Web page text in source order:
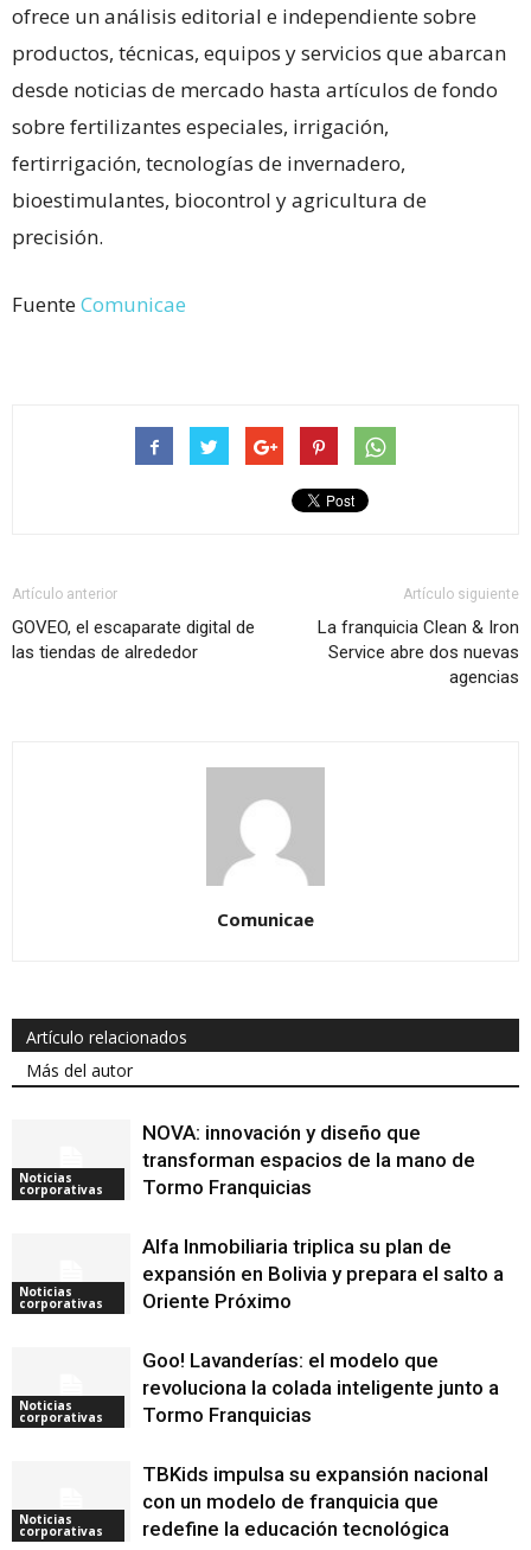
ofrece un análisis editorial e independiente sobre
productos, técnicas, equipos y servicios que abarcan
desde noticias de mercado hasta artículos de fondo
sobre fertilizantes especiales, irrigación,
fertirrigación, tecnologías de invernadero,
bioestimulantes, biocontrol y agricultura de
precisión.
FuenteComunicae
Artículo anterior
GOVEO, el escaparate digital de
las tiendas de alrededor
Artículo siguiente
La franquicia Clean & Iron
Service abre dos nuevas
agencias
Comunicae
Artículo relacionados
Más del autor
Noticias
corporativas
NOVA: innovación y diseño que
transforman espacios de la mano de
Tormo Franquicias
Noticias
corporativas
Alfa Inmobiliaria triplica su plan de
expansión en Bolivia y prepara el salto a
Oriente Próximo
Noticias
corporativas
Goo! Lavanderías: el modelo que
revoluciona la colada inteligente junto a
Tormo Franquicias
Noticias
corporativas
TBKids impulsa su expansión nacional
con un modelo de franquicia que
redefine la educación tecnológica